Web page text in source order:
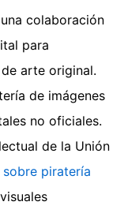
colaboración
para
arte original.
de imágenes
no oficiales.
de la Unión
piratería